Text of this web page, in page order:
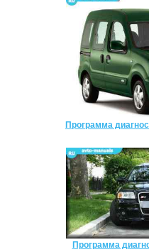
Программа
Программа